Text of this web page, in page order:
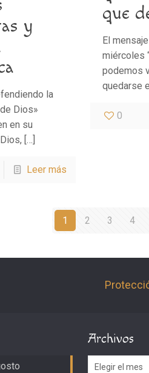
y
la
Dios»
en su
[…]
Leer más
que
El
miércoles
podemos
quedarse
0
1 2 3 4
Archivos
Archivos